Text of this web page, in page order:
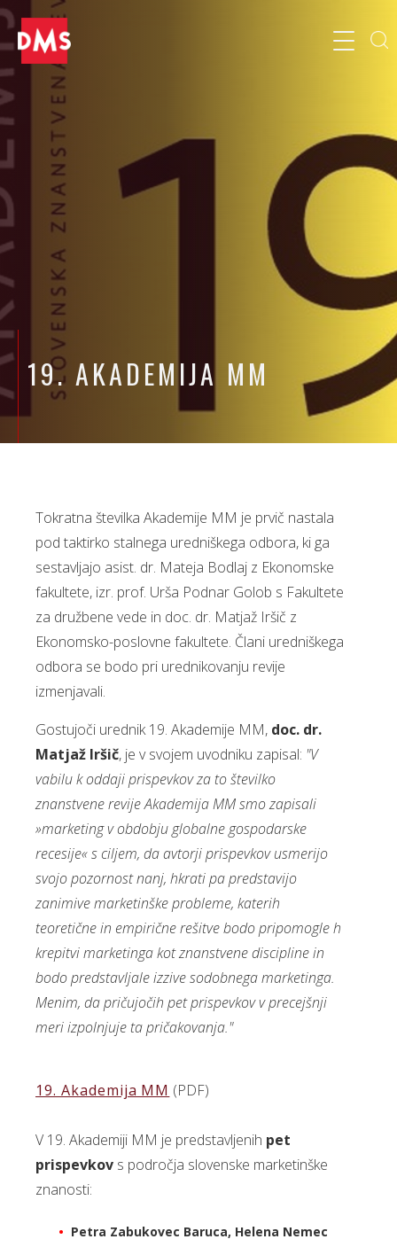
19. AKADEMIJA MM
Tokratna številka Akademije MM je prvič nastala
pod taktirko stalnega uredniškega odbora, ki ga
sestavljajo asist. dr. Mateja Bodlaj z Ekonomske
fakultete, izr. prof. Urša Podnar Golob s Fakultete
za družbene vede in doc. dr. Matjaž Iršič z
Ekonomsko-poslovne fakultete. Člani uredniškega
odbora se bodo pri urednikovanju revije
izmenjavali.
Gostujoči urednik 19. Akademije MM, doc. dr.
Matjaž Iršič, je v svojem uvodniku zapisal: "V
vabilu k oddaji prispevkov za to številko
znanstvene revije Akademija MM smo zapisali
»marketing v obdobju globalne gospodarske
recesije« s ciljem, da avtorji prispevkov usmerijo
svojo pozornost nanj, hkrati pa predstavijo
zanimive marketinške probleme, katerih
teoretične in empirične rešitve bodo pripomogle h
krepitvi marketinga kot znanstvene discipline in
bodo predstavljale izzive sodobnega marketinga.
Menim, da pričujočih pet prispevkov v precejšnji
meri izpolnjuje ta pričakovanja."
19. Akademija MM (PDF)
V 19. Akademiji MM je predstavljenih pet
prispevkov s področja slovenske marketinške
znanosti:
Petra Zabukovec Baruca, Helena Nemec